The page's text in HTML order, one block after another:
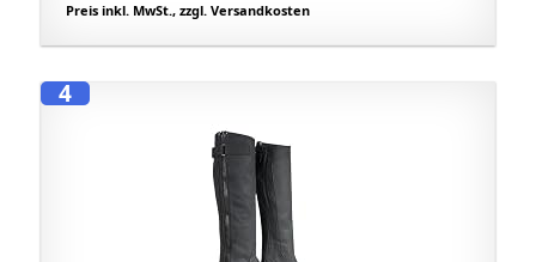
Preis inkl. MwSt., zzgl. Versandkosten
4